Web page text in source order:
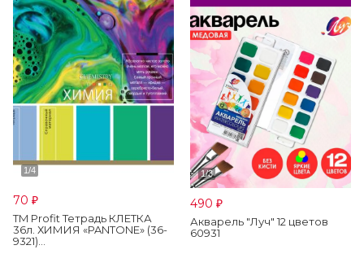
70 ₽
TM Profit Тетрадь КЛЕТКА
36л. ХИМИЯ «PANTONE» (36-
9321)...
490 ₽
Акварель "Луч" 12 цветов
60931